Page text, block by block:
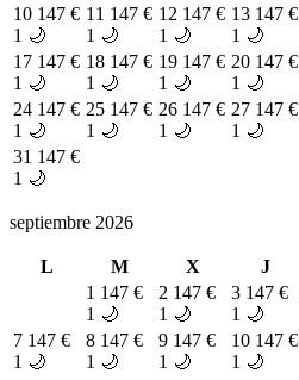
10 147 €
1 🌙
11 147 €
1 🌙
12 147 €
1 🌙
13 147 €
1 🌙
17 147 €
1 🌙
18 147 €
1 🌙
19 147 €
1 🌙
20 147 €
1 🌙
24 147 €
1 🌙
25 147 €
1 🌙
26 147 €
1 🌙
27 147 €
1 🌙
31 147 €
1 🌙
septiembre 2026
L M X J
1 147 €
1 🌙
2 147 €
1 🌙
3 147 €
1 🌙
7 147 €
1 🌙
8 147 €
1 🌙
9 147 €
1 🌙
10 147 €
1 🌙